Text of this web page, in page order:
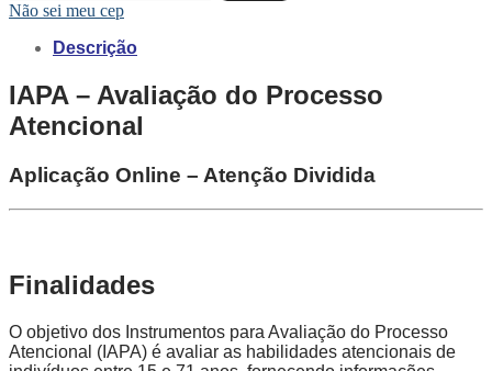
Não sei meu cep
Descrição
IAPA – Avaliação do Processo
Atencional
Aplicação Online – Atenção Dividida
Finalidades
O objetivo dos Instrumentos para Avaliação do Processo
Atencional (IAPA) é avaliar as habilidades atencionais de